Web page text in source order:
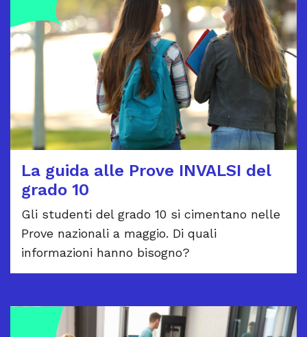
La guida alle Prove INVALSI del
grado 10
Gli studenti del grado 10 si cimentano nelle
Prove nazionali a maggio. Di quali
informazioni hanno bisogno?